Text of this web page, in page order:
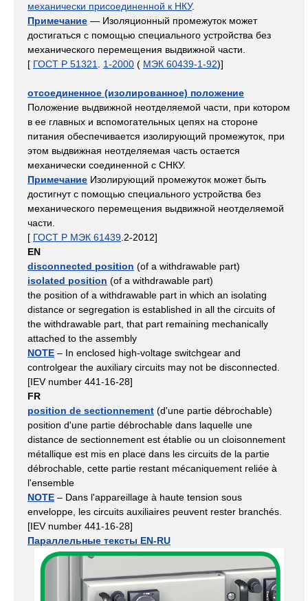
механически присоединенной к НКУ.
Примечание — Изоляционный промежуток может
достигаться с помощью специального устройства без
механического перемещения выдвижной части.
[ ГОСТ Р 51321 1-2000 ( МЭК 60439-1-92)]
отсоединенное (изолированное) положение
Положение выдвижной неотделяемой части, при котором
в ее главных и вспомогательных цепях на стороне
питания обеспечивается изолирующий промежуток, при
этом выдвижная неотделяемая часть остается
механически соединенной с СНКУ.
Примечание Изолирующий промежуток может быть
достигнут с помощью специального устройства без
механического перемещения выдвижной неотделяемой
части.
[ ГОСТ Р МЭК 61439 .2-2012]
EN
disconnected position (of a withdrawable part)
isolated position (of a withdrawable part)
the position of a withdrawable part in which an isolating
distance or segregation is established in all the circuits of
the withdrawable part, that part remaining mechanically
attached to the assembly
NOTE – In enclosed high-voltage switchgear and
controlgear the auxiliary circuits may not be disconnected.
[IEV number 441-16-28]
FR
position de sectionnement (d'une partie débrochable)
position d'une partie débrochable dans laquelle une
distance de sectionnement est établie ou un cloisonnement
métallique est mis en place dans les circuits de la partie
débrochable, cette partie restant mécaniquement reliée à
l'ensemble
NOTE – Dans l'appareillage à haute tension sous
enveloppe, les circuits auxiliaires peuvent rester branchés.
[IEV number 441-16-28]
Параллельные тексты EN-RU